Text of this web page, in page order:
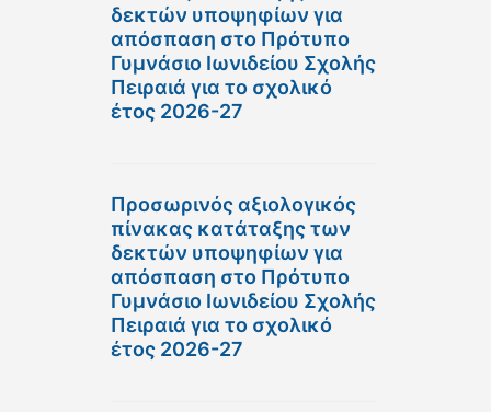
δεκτών υποψηφίων για
απόσπαση στο Πρότυπο
Γυμνάσιο Ιωνιδείου Σχολής
Πειραιά για το σχολικό
έτος 2026-27
Προσωρινός αξιολογικός
πίνακας κατάταξης των
δεκτών υποψηφίων για
απόσπαση στο Πρότυπο
Γυμνάσιο Ιωνιδείου Σχολής
Πειραιά για το σχολικό
έτος 2026-27